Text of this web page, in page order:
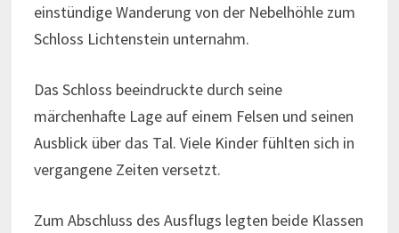
einstündige Wanderung von der Nebelhöhle zum
Schloss Lichtenstein unternahm.
Das Schloss beeindruckte durch seine
märchenhafte Lage auf einem Felsen und seinen
Ausblick über das Tal. Viele Kinder fühlten sich in
vergangene Zeiten versetzt.
Zum Abschluss des Ausflugs legten beide Klassen